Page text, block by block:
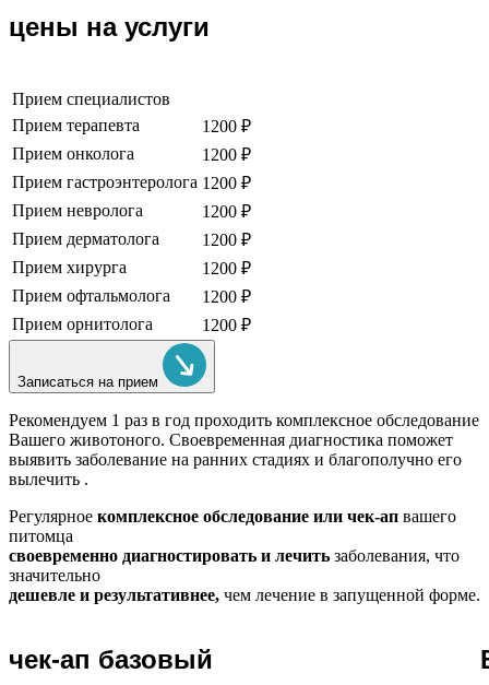
цены на услуги
Прием специалистов
Прием терапевта
1200 ₽
Прием онколога
1200 ₽
Прием гастроэнтеролога 1200 ₽
Прием невролога
1200 ₽
Прием дерматолога
1200 ₽
Прием хирурга
1200 ₽
Прием офтальмолога
1200 ₽
Прием орнитолога
1200 ₽
Записаться на прием
Рекомендуем 1 раз в год проходить комплексное обследование
Вашего животоного. Своевременная диагностика поможет
выявить заболевание на ранних стадиях и благополучно его
вылечить .
Регулярное комплексное обследование или чек-ап вашего
питомца
своевременно диагностировать и лечить заболевания, что
значительно
дешевле и результативнее, чем лечение в запущенной форме.
чек-ап базовый